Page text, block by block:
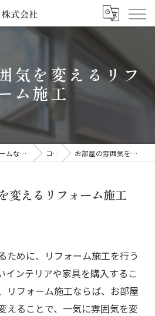
気を変えるリフ
ム施工
東京都八王子市のリフォームならコスモトーヨー住器株式会社 コラム お部屋の雰囲気を変えるリフォーム施工
変えるリフォーム施工
ために、リフォーム施工を行う
インテリアや家具を購入するこ
リフォーム施工ならば、お部屋
えることで、一気に雰囲気を変